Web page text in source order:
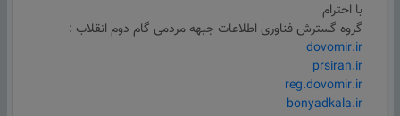
با احترام
گروه گسترش فناوری اطلاعات جبهه مردمی گام دوم انقلاب :
dovomir.ir
prsiran.ir
reg.dovomir.ir
bonyadkala.ir